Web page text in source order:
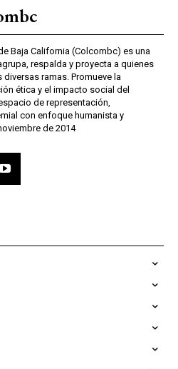
Baja California (Colcombc) es una
respalda y proyecta a quienes
ramas. Promueve la
ética y el impacto social del
de representación,
con enfoque humanista y
de 2014